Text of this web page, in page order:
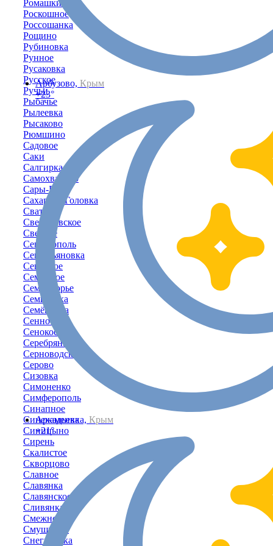
Арбузово, Крым
+23°
Аркадьевка, Крым
+21°
Ромашкино
Роскошное
Россошанка
Рощино
Рубиновка
Рунное
Русаковка
Русское
Ручьи
Рыбачье
Рылеевка
Рысаково
Рюмшино
Садовое
Саки
Салгирка
Самохвалово
Сары-Баш
Сахарная Головка
Сватово
Свердловское
Светлое
Севастополь
Севастьяновка
Северное
Семенное
Семидворье
Семисотка
Семёновка
Сенное
Сенокосное
Серебрянка
Серноводское
Серово
Сизовка
Симоненко
Симферополь
Синапное
Синекаменка
Синицыно
Сирень
Скалистое
Скворцово
Славное
Славянка
Славянское
Сливянка
Смежное
Смушкино
Снегирёвка